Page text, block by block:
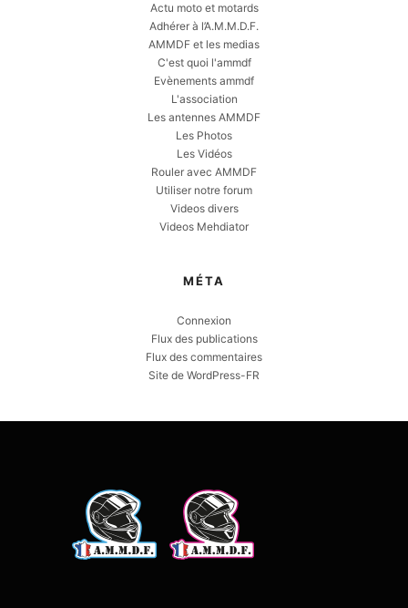
Actu moto et motards
Adhérer à l’A.M.M.D.F.
AMMDF et les medias
C'est quoi l'ammdf
Evènements ammdf
L'association
Les antennes AMMDF
Les Photos
Les Vidéos
Rouler avec AMMDF
Utiliser notre forum
Videos divers
Videos Mehdiator
MÉTA
Connexion
Flux des publications
Flux des commentaires
Site de WordPress-FR